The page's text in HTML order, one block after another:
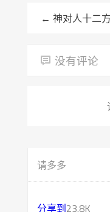
← 神对人十二
没有评论
请多多
分享到23.8K